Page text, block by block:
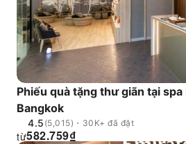
Phiếu quà tặng thư giãn tại spa
Bangkok
4.5 (5,015)・30K+ đã đặt
₫
582.759
từ